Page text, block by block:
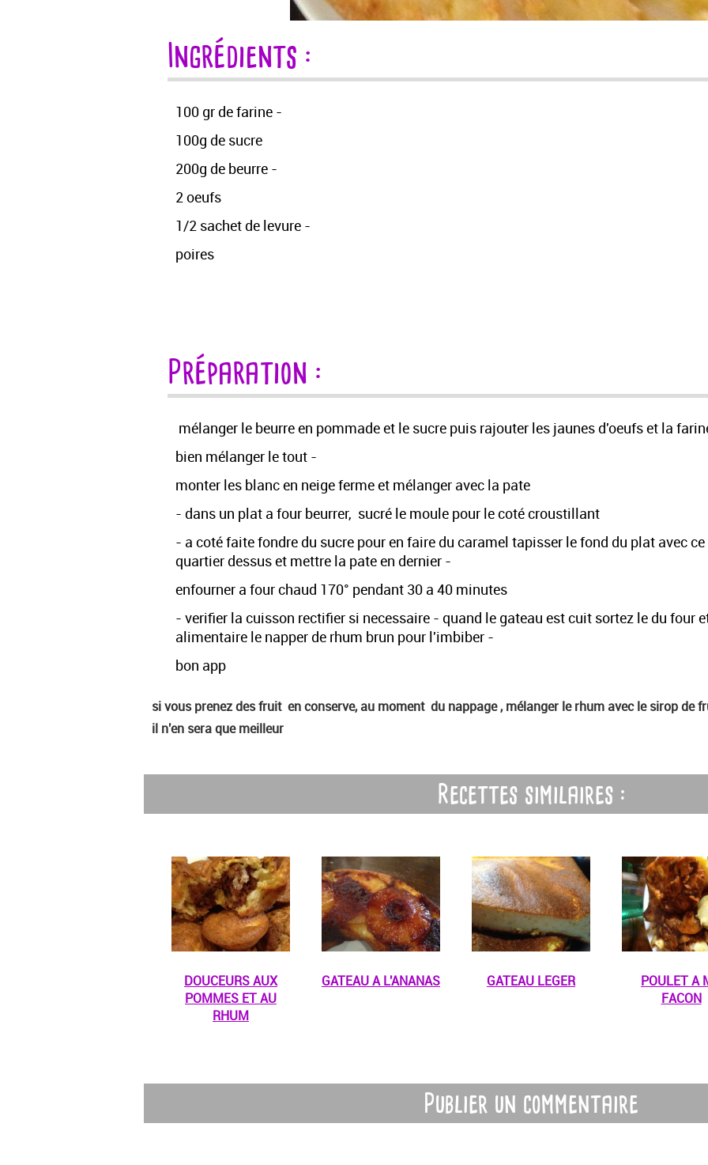
Ingrédients :
100 gr de farine -
100g de sucre
200g de beurre -
2 oeufs
1/2 sachet de levure -
poires
Préparation :
mélanger le beurre en pommade et le sucre puis rajouter les jaunes d'oeufs et la
bien mélanger le tout -
monter les blanc en neige ferme et mélanger avec la pate
- dans un plat a four beurrer, sucré le moule pour le coté croustillant
- a coté faite fondre du sucre pour en faire du caramel tapisser le fond du plat avec
quartier dessus et mettre la pate en dernier -
enfourner a four chaud 170° pendant 30 a 40 minutes
- verifier la cuisson rectifier si necessaire - quand le gateau est cuit sortez le du four
alimentaire le napper de rhum brun pour l'imbiber -
bon app
si vous prenez des fruit en conserve, au moment du nappage , mélanger le rhum avec le sirop de
il n'en sera que meilleur
Recettes similaires :
DOUCEURS AUX
POMMES ET AU
RHUM
GATEAU A L'ANANAS GATEAU LEGER
POULET A
FACON
Publier un commentaire